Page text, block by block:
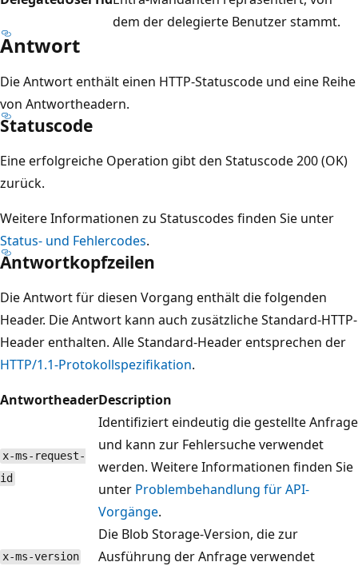
dem der delegierte Benutzer stammt.
Antwort
Die Antwort enthält einen HTTP-Statuscode und eine Reihe
von Antwortheadern.
Statuscode
Eine erfolgreiche Operation gibt den Statuscode 200 (OK)
zurück.
Weitere Informationen zu Statuscodes finden Sie unter
Status- und Fehlercodes.
Antwortkopfzeilen
Die Antwort für diesen Vorgang enthält die folgenden
Header. Die Antwort kann auch zusätzliche Standard-HTTP-
Header enthalten. Alle Standard-Header entsprechen der
HTTP/1.1-Protokollspezifikation.
AntwortheaderDescription
x-ms-request-
id
Identifiziert eindeutig die gestellte Anfrage
und kann zur Fehlersuche verwendet
werden. Weitere Informationen finden Sie
unter Problembehandlung für API-
Vorgänge.
x-ms-version
Die Blob Storage-Version, die zur
Ausführung der Anfrage verwendet